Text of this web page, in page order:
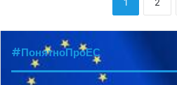
#ПонятноПроЕС